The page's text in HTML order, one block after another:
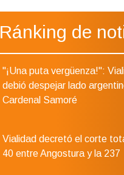
Ránking de
"¡Una puta vergüenza!":
debió despejar lado
Cardenal Samoré
Vialidad decretó el corte
40 entre Angostura y la 237